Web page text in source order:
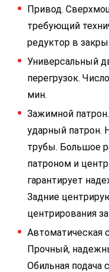
Привод.
требующий
редуктор в
Универсальный
перегрузок.
мин.
Зажимной
ударный патрон.
трубы. Большое
патроном и
гарантирует
Задние
центрирования
Автоматическая
Прочный,
Обильная